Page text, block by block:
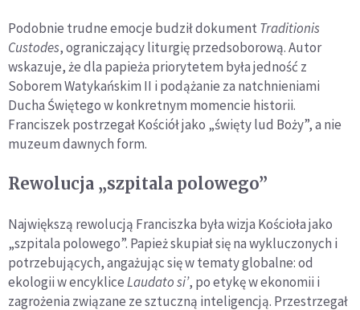
Podobnie trudne emocje budził dokument Traditionis
Custodes, ograniczający liturgię przedsoborową. Autor
wskazuje, że dla papieża priorytetem była jedność z
Soborem Watykańskim II i podążanie za natchnieniami
Ducha Świętego w konkretnym momencie historii.
Franciszek postrzegał Kościół jako „święty lud Boży”, a nie
muzeum dawnych form.
Rewolucja „szpitala polowego”
Największą rewolucją Franciszka była wizja Kościoła jako
„szpitala polowego”. Papież skupiał się na wykluczonych i
potrzebujących, angażując się w tematy globalne: od
ekologii w encykliceLaudato si’, po etykę w ekonomii i
zagrożenia związane ze sztuczną inteligencją. Przestrzegał